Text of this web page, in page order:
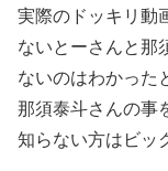
実際のドッキリ動
ないとーさんと那
ないのはわかった
那須泰斗さんの事
知らない方はビッ